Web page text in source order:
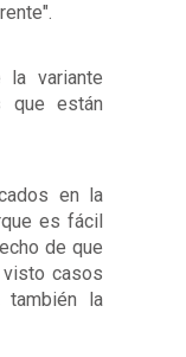
".
la variante
que están
en la
es fácil
de que
casos
también la